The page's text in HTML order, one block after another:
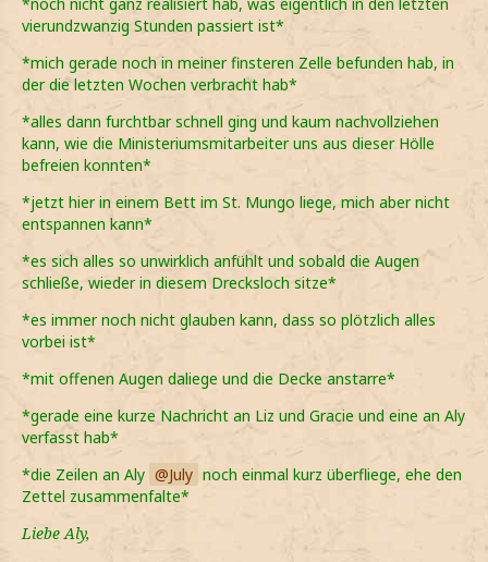
*noch nicht ganz realisiert hab, was eigentlich in den letzten
vierundzwanzig Stunden passiert ist*
*mich gerade noch in meiner finsteren Zelle befunden hab, in
der die letzten Wochen verbracht hab*
*alles dann furchtbar schnell ging und kaum nachvollziehen
kann, wie die Ministeriumsmitarbeiter uns aus dieser Hölle
befreien konnten*
*jetzt hier in einem Bett im St. Mungo liege, mich aber nicht
entspannen kann*
*es sich alles so unwirklich anfühlt und sobald die Augen
schließe, wieder in diesem Drecksloch sitze*
*es immer noch nicht glauben kann, dass so plötzlich alles
vorbei ist*
*mit offenen Augen daliege und die Decke anstarre*
*gerade eine kurze Nachricht an Liz und Gracie und eine an Aly
verfasst hab*
*die Zeilen an Aly
July noch einmal kurz überfliege, ehe den
Zettel zusammenfalte*
Liebe Aly,